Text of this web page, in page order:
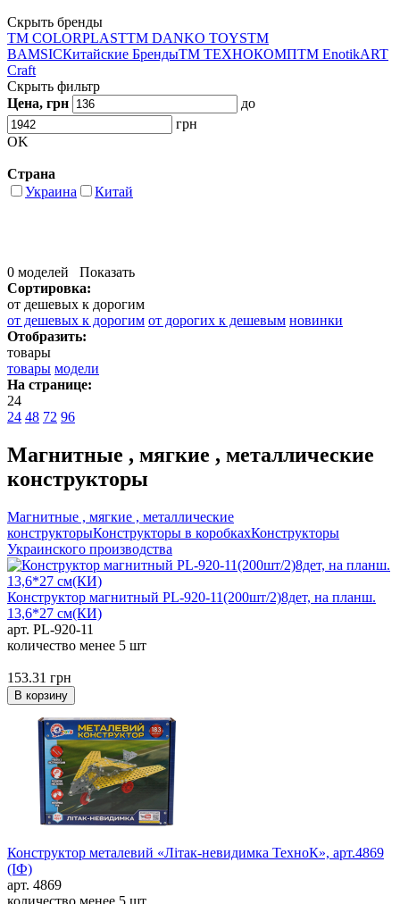
Скрыть бренды
ТМ COLORPLASTТМ DANKO TOYSТМ
BAMSICКитайские БрендыТМ ТЕХНОКОМПТМ EnotikART
Craft
Скрыть фильтр
Цена, грн
до
грн
OK
Страна
Украина
Китай
0 моделей
Показать
Сортировка:
от дешевых к дорогим
от дешевых к дорогим от дорогих к дешевым новинки
Отобразить:
товары
товары модели
На странице:
24
24 48 72 96
Магнитные , мягкие , металлические
конструкторы
Магнитные , мягкие , металлические
конструкторыКонструкторы в коробкахКонструкторы
Украинского производства
Конструктор магнитный PL-920-11(200шт/2)8дет, на планш.
13,6*27 см(КИ)
арт. PL-920-11
количество менее 5 шт
153.31 грн
В корзину
Конструктор металевий «Літак-невидимка ТехноК», арт.4869
(ІФ)
арт. 4869
количество менее 5 шт